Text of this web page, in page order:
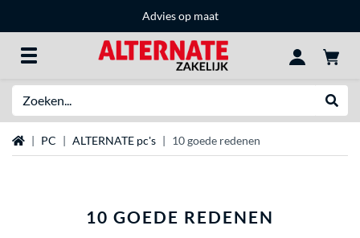
Advies op maat
Home PC ALTERNATE pc's 10 goede redenen
10 GOEDE REDENEN